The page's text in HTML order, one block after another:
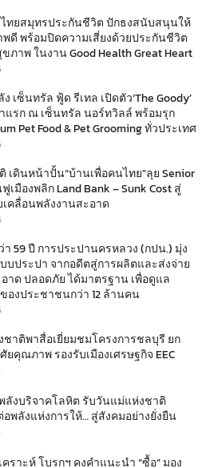
ไทยสมุทรประกันชีวิต ปักธงสนับสนุนให้
ดี พร้อมปิดความเสี่ยงด้วยประกันชีวิต
ภาพ ในงาน Good Health Great Heart
ง เซ็นทรัล ฟู้ด รีเทล เปิดตัว‘The Goody’
แรก ณ เซ็นทรัล นอร์ทวิลล์ พร้อมรุก
Pet Food & Pet Grooming ทั่วประเทศ
เดินหน้าปั้น“บ้านเพื่อคนไทย”ลุย Senior
เมืองพลิก Land Bank – Sunk Cost สู่
คลื่อนพลังงานสะอาด
า 59 ปี การประปานครหลวง (กปน.) มุ่ง
ประปา จากอดีตสู่การผลิตและส่งจ่าย
าด ปลอดภัย ได้มาตรฐาน เพื่อดูแล
งประชาชนกว่า 12 ล้านคน
ชาติพาสื่อเยี่ยมชมโครงการชลบุรี ยก
คุณภาพ รองรับเมืองเศรษฐกิจ EEC
ลังบริจาคโลหิต รับวันแม่แห่งชาติ
อพลังแห่งการให้… สู่สังคมอย่างยั่งยืน
คราะห์ โบรกฯ คงคำแนะนำ “ซื้อ” มอง